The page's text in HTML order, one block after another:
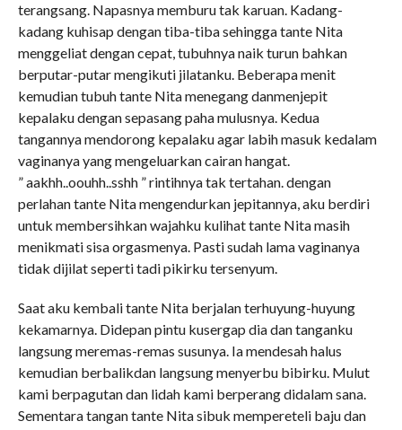
terangsang. Napasnya memburu tak karuan. Kadang-
kadang kuhisap dengan tiba-tiba sehingga tante Nita
menggeliat dengan cepat, tubuhnya naik turun bahkan
berputar-putar mengikuti jilatanku. Beberapa menit
kemudian tubuh tante Nita menegang danmenjepit
kepalaku dengan sepasang paha mulusnya. Kedua
tangannya mendorong kepalaku agar labih masuk kedalam
vaginanya yang mengeluarkan cairan hangat.
” aakhh..oouhh..sshh ” rintihnya tak tertahan. dengan
perlahan tante Nita mengendurkan jepitannya, aku berdiri
untuk membersihkan wajahku kulihat tante Nita masih
menikmati sisa orgasmenya. Pasti sudah lama vaginanya
tidak dijilat seperti tadi pikirku tersenyum.
Saat aku kembali tante Nita berjalan terhuyung-huyung
kekamarnya. Didepan pintu kusergap dia dan tanganku
langsung meremas-remas susunya. Ia mendesah halus
kemudian berbalikdan langsung menyerbu bibirku. Mulut
kami berpagutan dan lidah kami berperang didalam sana.
Sementara tangan tante Nita sibuk mempereteli baju dan